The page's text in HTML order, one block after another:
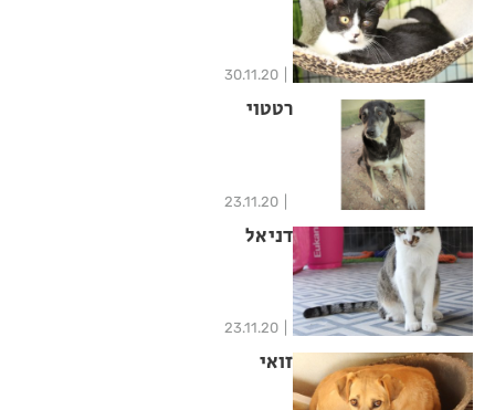
30.11.20
רטטוי
23.11.20
דניאל
23.11.20
זואי